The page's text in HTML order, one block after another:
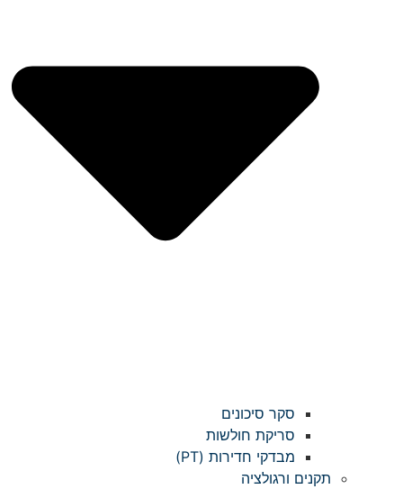
סקר סיכונים
סריקת חולשות
מבדקי חדירות (PT)
תקנים ורגולציה